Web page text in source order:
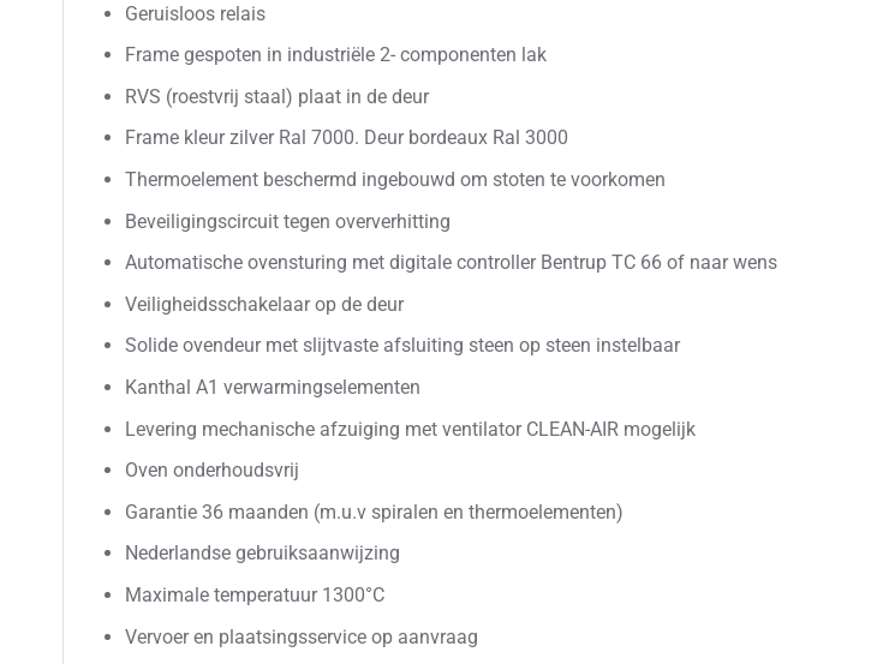
Geruisloos relais
Frame gespoten in industriële 2- componenten lak
RVS (roestvrij staal) plaat in de deur
Frame kleur zilver Ral 7000. Deur bordeaux Ral 3000
Thermoelement beschermd ingebouwd om stoten te voorkomen
Beveiligingscircuit tegen oververhitting
Automatische ovensturing met digitale controller Bentrup TC 66 of naar wens
Veiligheidsschakelaar op de deur
Solide ovendeur met slijtvaste afsluiting steen op steen instelbaar
Kanthal A1 verwarmingselementen
Levering mechanische afzuiging met ventilator CLEAN-AIR mogelijk
Oven onderhoudsvrij
Garantie 36 maanden (m.u.v spiralen en thermoelementen)
Nederlandse gebruiksaanwijzing
Maximale temperatuur 1300°C
Vervoer en plaatsingsservice op aanvraag